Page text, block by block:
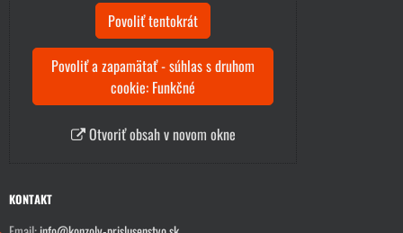
Povoliť tentokrát
Povoliť a zapamätať - súhlas s druhom
cookie: Funkčné
Otvoriť obsah v novom okne
KONTAKT